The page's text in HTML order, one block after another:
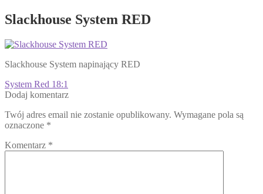
Slackhouse System RED
Slackhouse System napinający RED
Nawigacja
wpisu
Poprzedni
wpis:
System Red 18:1
Dodaj komentarz
Twój adres email nie zostanie opublikowany. Wymagane pola są
oznaczone *
Komentarz *